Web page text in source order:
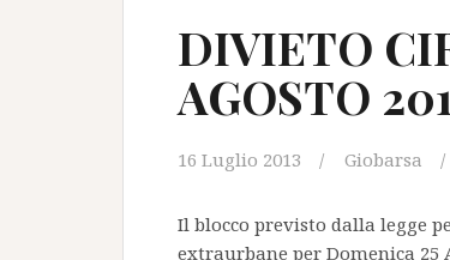
DIVIETO
AGOSTO
16 Luglio 2013 Giobarsa
Il blocco previsto dalla legge
extraurbane per Domenica 25